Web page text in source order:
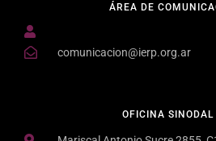
OFICINA SINODAL
ÁREA DE
comunicacion@ierp.org.ar